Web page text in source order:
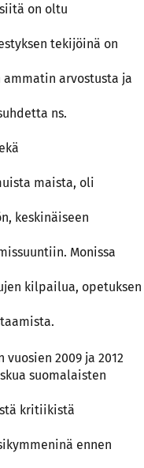
on oltu
tekijöinä on
arvostusta ja
ns.
maista, oli
keskinäiseen
Monissa
kilpailua, opetuksen
2009 ja 2012
suomalaisten
kritiikistä
ennen